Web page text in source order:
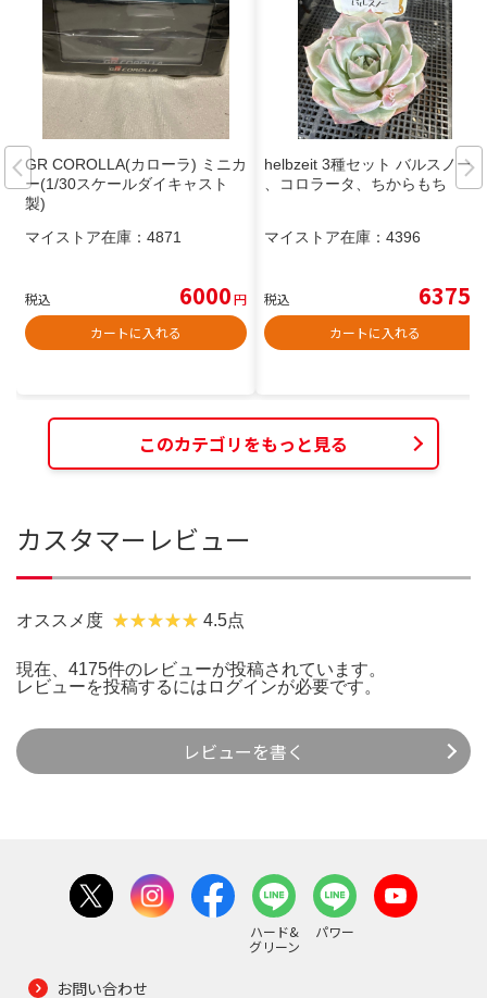
GR COROLLA(カローラ) ミニカ
ー(1/30スケールダイキャスト
製)
マイストア在庫： 4871
税込 6000円
カートに入れる
helbzeit 3種セット バルスノー
、コロラータ、ちからもち
マイストア在庫： 4396
税込 6375
カートに入れる
このカテゴリをもっと見る
カスタマーレビュー
オススメ度 4.5点
現在、4175件のレビューが投稿されています。
レビューを投稿するには ログインが必要です。
レビューを書く
ハード&
グリーン
パワー
お問い合わせ